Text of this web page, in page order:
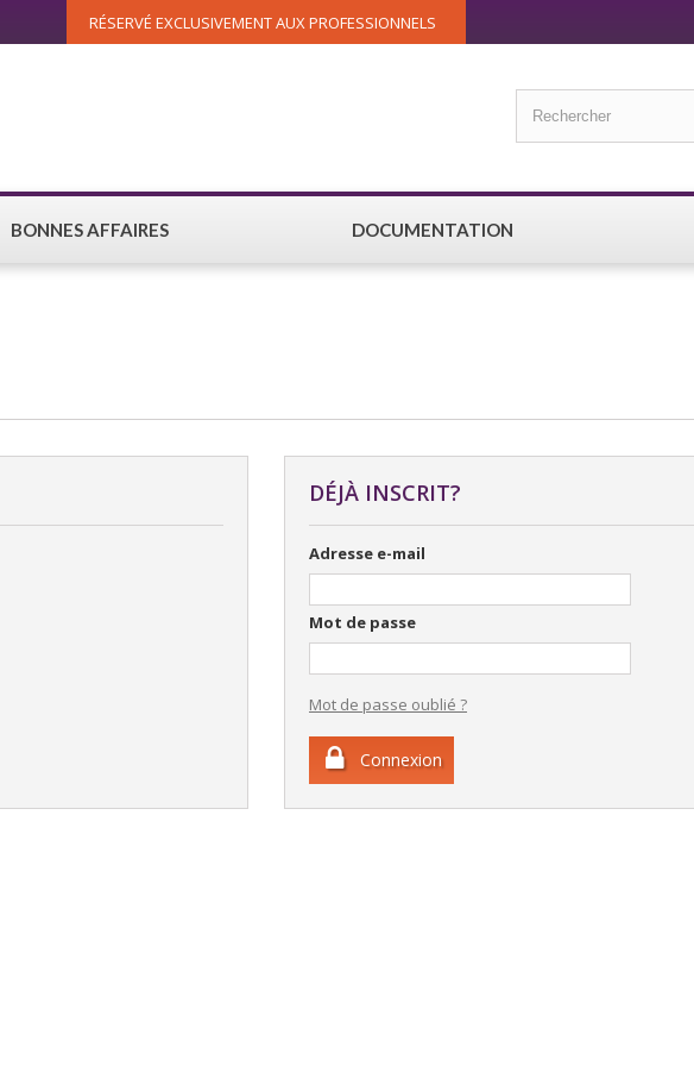
RÉSERVÉ EXCLUSIVEMENT AUX PROFESSIONNELS
BONNES AFFAIRES DOCUMENTATION
DÉJÀ INSCRIT?
Adresse e-mail
Mot de passe
Mot de passe oublié ?
Connexion